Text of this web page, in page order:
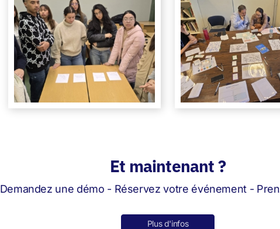
Et maintenant ?
Demandez une démo - Réservez votre événement -
Plus d'infos